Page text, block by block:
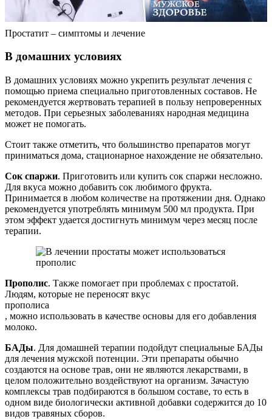
Простатит – симптомы и лечение
В домашних условиях
В домашних условиях можно укрепить результат лечения с
помощью приема специально приготовленных составов. Не
рекомендуется жертвовать терапией в пользу непроверенных
методов. При серьезных заболеваниях народная медицина
может не помогать.
Стоит также отметить, что большинство препаратов могут
приниматься дома, стационарное нахождение не обязательно.
Сок спаржи. Приготовить или купить сок спаржи несложно.
Для вкуса можно добавить сок любимого фрукта.
Принимается в любом количестве на протяжении дня. Однако
рекомендуется употреблять минимум 500 мл продукта. При
этом эффект удается достигнуть минимум через месяц после
терапии.
Прополис. Также помогает при проблемах с простатой.
Людям, которые не переносят вкус
прополиса
, можно использовать в качестве основы для его добавления
молоко.
БАДы. Для домашней терапии подойдут специальные БАДы
для лечения мужской потенции. Эти препараты обычно
создаются на основе трав, они не являются лекарствами, в
целом положительно воздействуют на организм. Зачастую
комплексы трав подбираются в большом составе, то есть в
одном виде биологически активной добавки содержится до 10
видов травяных сборов.